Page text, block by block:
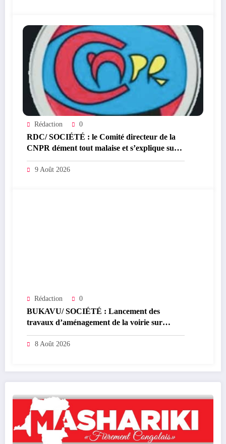
Rédaction 0
RDC/ SOCIÉTÉ : le Comité directeur de la
CNPR dément tout malaise et s’explique sur
la crise autour de la délégation syndicale
9 Août 2026
Rédaction 0
BUKAVU/ SOCIÉTÉ : Lancement des
travaux d’aménagement de la voirie sur
l’avenue Nyofu 1: l’entreprise Group
Mushegera Services exécutera 1200 mètres
8 Août 2026